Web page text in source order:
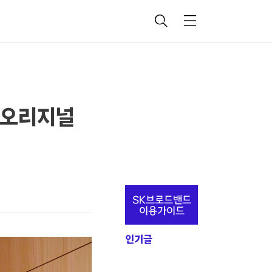
검
메
리지널
추
정
보
SK브로드밴드
이용가이드
인기글